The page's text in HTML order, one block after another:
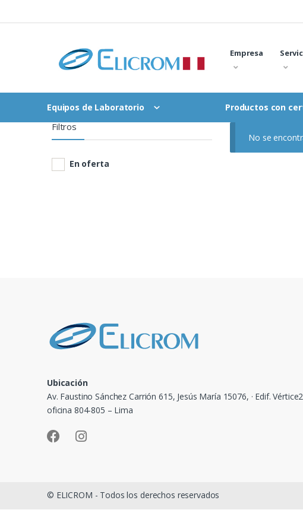
al
Empresa
Equipos de Laboratorio Productos con
No se
Filtros
En oferta
Ubicación
Av. Faustino Sánchez Carrión 615, Jesús María 15076, · Edif.
oficina 804-805 – Lima
© ELICROM - Todos los derechos reservados